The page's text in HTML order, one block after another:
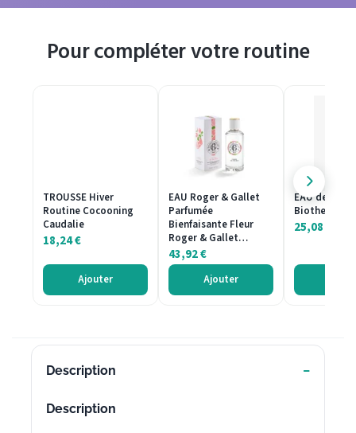
Pour compléter votre routine
TROUSSE Hiver
Routine Cocooning
Caudalie
18,24€
Ajouter
EAU Roger & Gallet
Parfumée
Bienfaisante Fleur
Roger & Gallet…
43,92€
Ajouter
EAU de
Biotherm
25,08
Description
Description